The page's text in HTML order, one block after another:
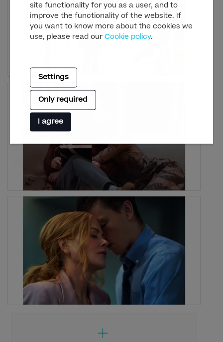
site functionality for you as a user, and to
improve the functionality of the website. If
you want to know more about the cookies we
use, please read our Cookie policy.
Settings
Only required
I agree